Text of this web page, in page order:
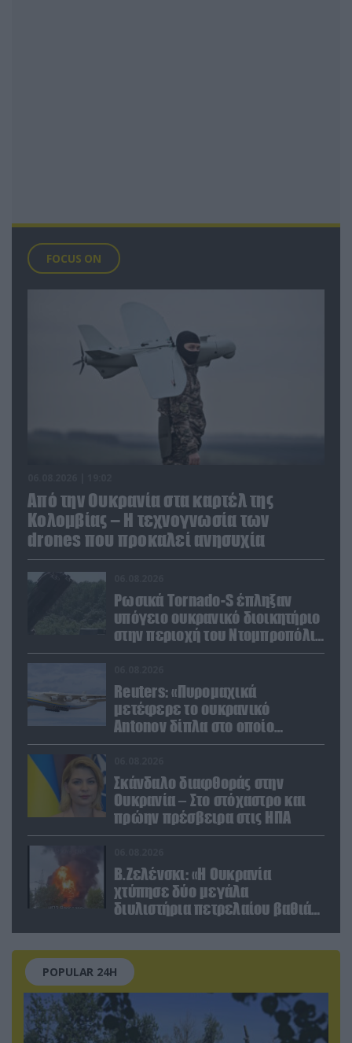
FOCUS ON
Από την Ουκρανία στα καρτέλ της
Κολομβίας – Η τεχνογνωσία των
drones που προκαλεί ανησυχία
Ρωσικά Tornado-S έπληξαν
υπόγειο ουκρανικό διοικητήριο
στην περιοχή του Ντομπροπόλιε
(βίντεο)
Reuters: «Πυρομαχικά
μετέφερε το ουκρανικό
Antonov δίπλα στο οποίο
βρέθηκε το drone στη Λειψία»
Σκάνδαλο διαφθοράς στην
Ουκρανία – Στο στόχαστρο και
πρώην πρέσβειρα στις ΗΠΑ
Β.Ζελένσκι: «Η Ουκρανία
χτύπησε δύο μεγάλα
διυλιστήρια πετρελαίου βαθιά
POPULAR 24H